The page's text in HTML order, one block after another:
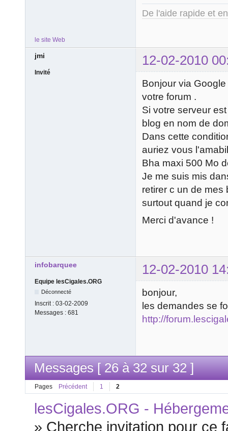
De l'aide rapide et
le site Web
jmi 12-02-2010
Invité
Bonjour via
votre forum .
Si votre serveur
blog en nom de
Dans cette
auriez vous
Bha maxi 500 Mo
Je me suis mis
retirer c un de mes
surtout quand je
Merci d'avance !
infobarquee 12-02-2010
Equipe lesCigales.ORG
Déconnecté
Inscrit : 03-02-2009
Messages : 681
bonjour,
les demandes se
http://
Messages [ 26 à 32 sur 32 ]
Pages Précédent 1 2
lesCigales.ORG -
» Cherche invitation pour ce